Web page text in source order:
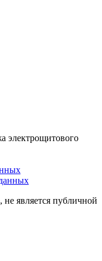
электрощитового
является публичной